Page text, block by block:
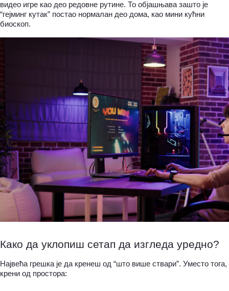
видео игре као део редовне рутине. То објашњава зашто је
“гејминг кутак” постао нормалан део дома, као мини кућни
биоскоп.
Како да уклопиш сетап да изгледа уредно?
Највећа грешка је да кренеш од “што више ствари”. Уместо тога,
крени од простора: